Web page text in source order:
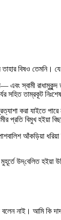
তাহার বিষও
এবং স্বামী
সহিত তাম্রকূট
করা যাইতে
প্রতি বিমুখ হইয়া
আঁকড়িয়া
মুহূর্তে উদ্‌বেলিত হইয়া
নাই। আমি কি